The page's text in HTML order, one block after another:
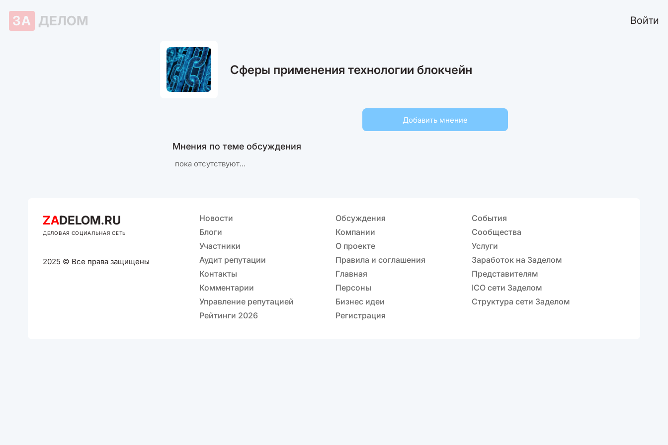
ЗА ДЕЛОМ Войти
Сферы применения технологии блокчейн
Добавить мнение
Мнения по теме обсуждения
пока отсутствуют...
ZADELOM.RU
ДЕЛОВАЯ СОЦИАЛЬНАЯ СЕТЬ
2025 © Все права защищены
Новости Обсуждения
События
Блоги
Компании
Сообщества
Участники
О проекте
Услуги
Аудит репутации
Правила и соглашения
Заработок на Заделом
Контакты
Главная
Представителям
Комментарии
Персоны
ICO сети Заделом
Управление репутацией
Бизнес идеи
Структура сети Заделом
Рейтинги 2026
Регистрация